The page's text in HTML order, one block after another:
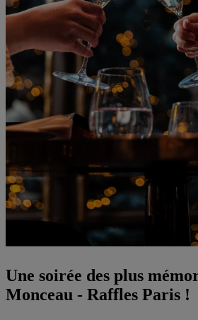
Une soirée des plus
Monceau - Raffles Paris !